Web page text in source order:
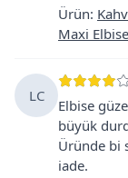
Ürün:
Maxi Elbise
LC
Elbise
büyük
Üründe bi
iade.